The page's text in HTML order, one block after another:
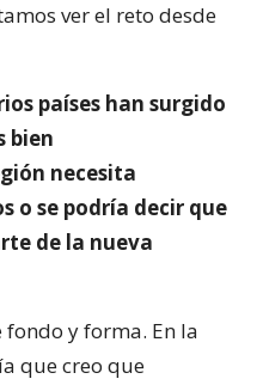
ver el reto desde
países han surgido
bien
necesita
o se podría decir que
de la nueva
fondo y forma. En la
que creo que